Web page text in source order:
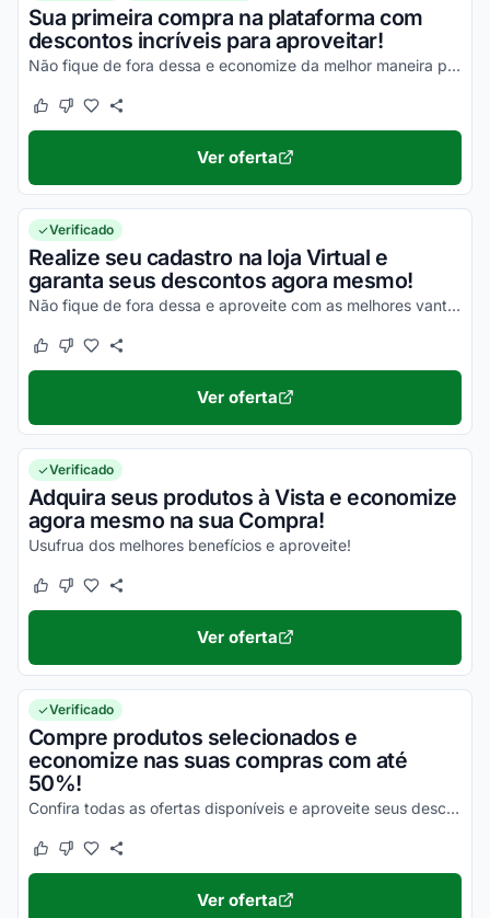
Sua primeira compra na plataforma com
descontos incríveis para aproveitar!
Não fique de fora dessa e economize da melhor maneira possível!
Este cupom funcionou
Este cupom não funcionou
Ver oferta
Verificado
Realize seu cadastro na loja Virtual e
garanta seus descontos agora mesmo!
Não fique de fora dessa e aproveite com as melhores vantagens!
Este cupom funcionou
Este cupom não funcionou
Ver oferta
Verificado
Adquira seus produtos à Vista e economize
agora mesmo na sua Compra!
Usufrua dos melhores benefícios e aproveite!
Este cupom funcionou
Este cupom não funcionou
Ver oferta
Verificado
Compre produtos selecionados e
economize nas suas compras com até
50%!
Confira todas as ofertas disponíveis e aproveite seus descontos ainda hoje!
Este cupom funcionou
Este cupom não funcionou
Ver oferta